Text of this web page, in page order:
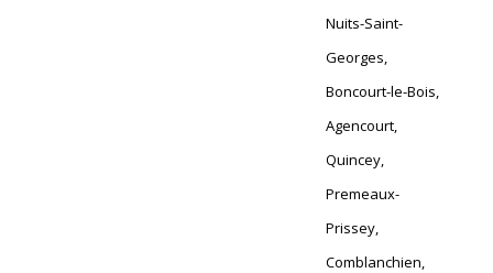
Nuits-Saint-
Georges,
Boncourt-le-Bois,
Agencourt,
Quincey,
Premeaux-
Prissey,
Comblanchien,